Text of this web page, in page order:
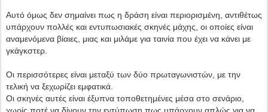
Αυτό όμως δεν σημαίνει πως η δράση είναι περιορισμένη, αντιθέτως
υπάρχουν πολλές και εντυπωσιακές σκηνές μάχης, οι οποίες είναι
αναμενόμενα βίαιες, μιας και μιλάμε για ταινία που έχει να κάνει με
γκάγκστερ.
Οι περισσότερες είναι μεταξύ των δύο πρωταγωνιστών, με την
τελική να ξεχωρίζει εμφατικά.
Οι σκηνές αυτές είναι έξυπνα τοποθετημένες μέσα στο σενάριο,